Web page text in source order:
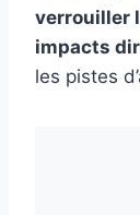
verrouiller
impacts
les pistes